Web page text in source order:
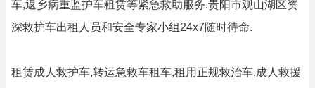
车,返乡病重监护车租赁等紧急救助服务.贵阳市观山湖区资
深救护车出租人员和安全专家小组24x7随时待命.
租赁成人救护车,转运急救车租车,租用正规救治车,成人救援